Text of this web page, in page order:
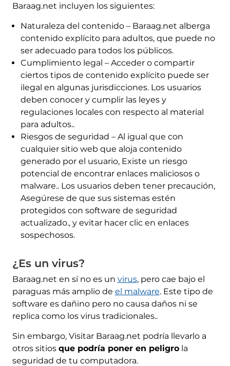
Baraag.net incluyen los siguientes:
Naturaleza del contenido – Baraag.net alberga
contenido explícito para adultos, que puede no
ser adecuado para todos los públicos.
Cumplimiento legal – Acceder o compartir
ciertos tipos de contenido explícito puede ser
ilegal en algunas jurisdicciones. Los usuarios
deben conocer y cumplir las leyes y
regulaciones locales con respecto al material
para adultos..
Riesgos de seguridad – Al igual que con
cualquier sitio web que aloja contenido
generado por el usuario, Existe un riesgo
potencial de encontrar enlaces maliciosos o
malware.. Los usuarios deben tener precaución,
Asegúrese de que sus sistemas estén
protegidos con software de seguridad
actualizado., y evitar hacer clic en enlaces
sospechosos.
¿Es un virus?
Baraag.net en sí no es un virus, pero cae bajo el
paraguas más amplio de el malware. Este tipo de
software es dañino pero no causa daños ni se
replica como los virus tradicionales..
Sin embargo, Visitar Baraag.net podría llevarlo a
otros sitios que podría poner en peligrola
seguridad de tu computadora.